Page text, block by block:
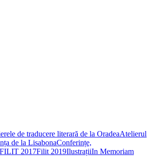
de traducere literară de la OradeaAtelierul
de la LisabonaConferințe,
FILIT 2017Filit 2019IlustrațiiIn Memoriam